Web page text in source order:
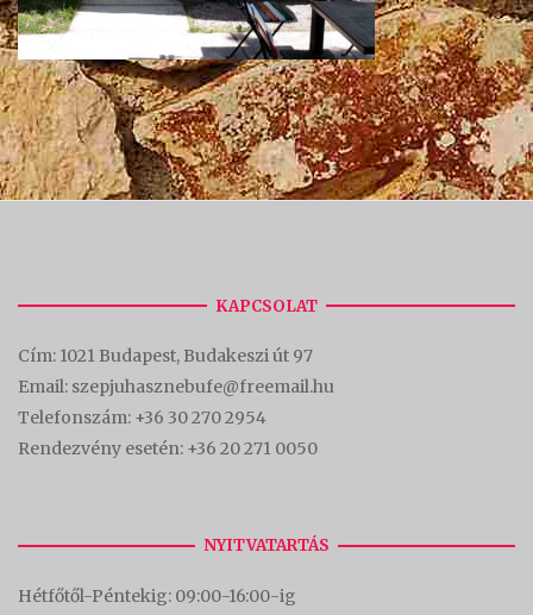
KAPCSOLAT
Cím: 1021 Budapest, Budakeszi út 97
Email: szepjuhasznebufe@freemail.hu
Telefonszám: +36 30 270 2954
Rendezvény esetén: +36 20 271 0050
NYITVATARTÁS
Hétfőtől-Péntekig: 09:00-16:00-ig